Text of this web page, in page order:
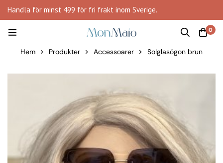
Handla för minst 499 för fri frakt inom Sverige.
0
Hem Produkter Accessoarer Solglasögon brun